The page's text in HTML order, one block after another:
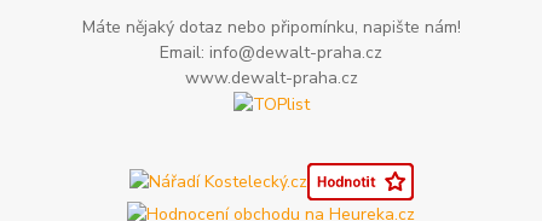
Máte nějaký dotaz nebo připomínku, napište nám!
Email: info@dewalt-praha.cz
www.dewalt-praha.cz